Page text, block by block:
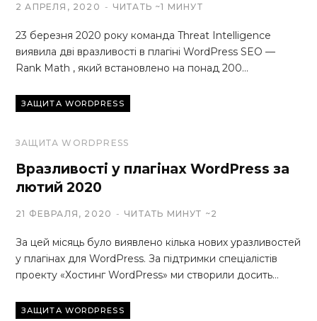
2 АПРЕЛЯ, 2020 ЧИТАТЬ ~1 МИНУТ
23 березня 2020 року команда Threat Intelligence
виявила дві вразливості в плагіні WordPress SEO —
Rank Math , який встановлено на понад 200…
ЗАЩИТА WORDPRESS
ЗАЩИТА WORDPRESS
Вразливості у плагінах WordPress за
лютий 2020
21 ФЕВРАЛЯ, 2020 ЧИТАТЬ МИНУТ ~2
За цей місяць було виявлено кілька нових уразливостей
у плагінах для WordPress. За підтримки спеціалістів
проекту «Хостинг WordPress» ми створили досить…
ЗАЩИТА WORDPRESS